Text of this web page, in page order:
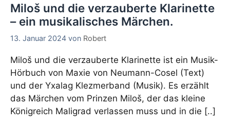
Miloš und die verzauberte Klarinette
– ein musikalisches Märchen.
13. Januar 2024 von Robert
Miloš und die verzauberte Klarinette ist ein Musik-
Hörbuch von Maxie von Neumann-Cosel (Text)
und der Yxalag Klezmerband (Musik). Es erzählt
das Märchen vom Prinzen Miloš, der das kleine
Königreich Maligrad verlassen muss und in die [..]